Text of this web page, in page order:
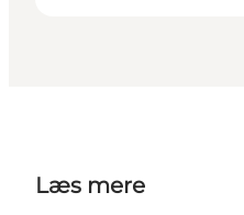
Læs mere